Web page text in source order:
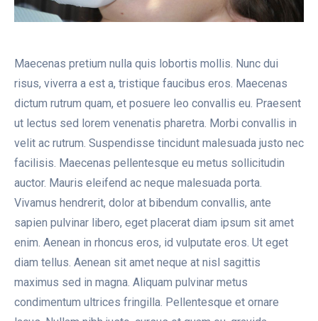
Maecenas pretium nulla quis lobortis mollis. Nunc dui
risus, viverra a est a, tristique faucibus eros. Maecenas
dictum rutrum quam, et posuere leo convallis eu. Praesent
ut lectus sed lorem venenatis pharetra. Morbi convallis in
velit ac rutrum. Suspendisse tincidunt malesuada justo nec
facilisis. Maecenas pellentesque eu metus sollicitudin
auctor. Mauris eleifend ac neque malesuada porta.
Vivamus hendrerit, dolor at bibendum convallis, ante
sapien pulvinar libero, eget placerat diam ipsum sit amet
enim. Aenean in rhoncus eros, id vulputate eros. Ut eget
diam tellus. Aenean sit amet neque at nisl sagittis
maximus sed in magna. Aliquam pulvinar metus
condimentum ultrices fringilla. Pellentesque et ornare